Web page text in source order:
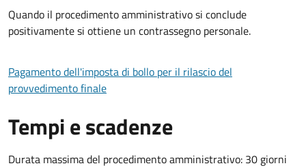
Quando il procedimento amministrativo si conclude
positivamente si ottiene un contrassegno personale.
Pagamento dell'imposta di bollo per il rilascio del
provvedimento finale
Tempi e scadenze
Durata massima del procedimento amministrativo: 30 giorni